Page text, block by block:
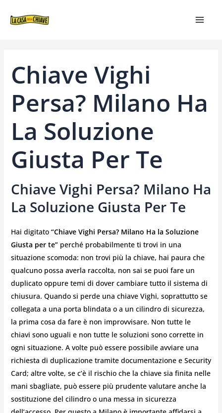
Chiave Vighi
Persa? Milano Ha
La Soluzione
Giusta Per Te
Chiave Vighi Persa? Milano Ha
La Soluzione Giusta Per Te
Hai digitato “Chiave Vighi Persa? Milano Ha la Soluzione
Giusta per te”perché probabilmente ti trovi in una
situazione scomoda: non trovi più la chiave, hai paura che
qualcuno possa averla raccolta, non sai se puoi fare un
duplicato oppure temi di dover cambiare tutto il sistema di
chiusura. Quando si perde una chiave Vighi, soprattutto se
collegata a una porta blindata o a un cilindro di sicurezza,
la prima cosa da fare è non improvvisare. Non tutte le
chiavi sono uguali e non tutte le soluzioni sono corrette in
ogni situazione. A volte può essere possibile avviare una
richiesta di duplicazione tramite documentazione e Security
Card; altre volte, se c’è il rischio che la chiave sia finita nelle
mani sbagliate, può essere più prudente valutare anche la
sostituzione del cilindro o una messa in sicurezza
ARTICOLI